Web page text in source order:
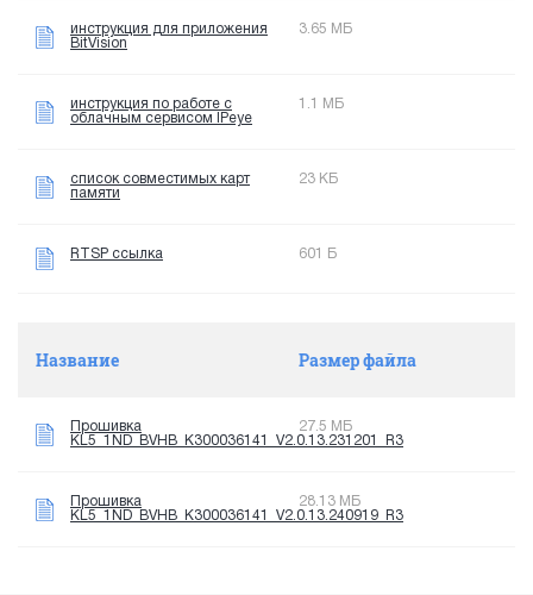
инструкция для приложения
BitVision
3.65 МБ
инструкция по работе с
облачным сервисом IPeye
1.1 МБ
список совместимых карт
памяти
23 КБ
RTSP ссылка 601 Б
Название Размер файла
Прошивка
KL5_1ND_BVHB_K300036141_V2.0.13.231201_R3
27.5 МБ
Прошивка
KL5_1ND_BVHB_K300036141_V2.0.13.240919_R3
28.13 МБ